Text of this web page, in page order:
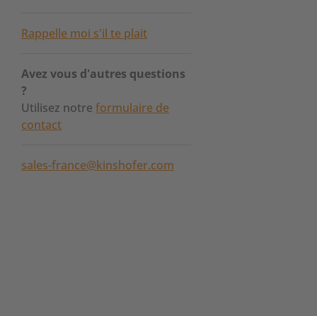
Rappelle moi s'il te plait
Avez vous d'autres questions
?
Utilisez notre formulaire de
contact
sales-france@kinshofer.com